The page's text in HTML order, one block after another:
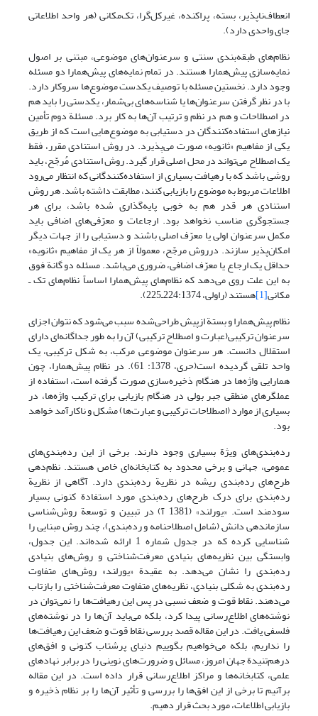
انعطاف‌ناپذیر، بسته، پراکنده، غیرکل‌گرا، تک‌مکانی (هر واحد اطلاعاتی
جای واحدی دارد).
نظام‌های طبقه‌بندی سنتی و سرعنوان‌های موضوعی، مبتنی بر اصول
نمایه‌سازی پیش‌همارا هستند. در تمام نمایه‌های پیش‌همارا دو مسئله
وجود دارد. نخستین مسئله با توصیف یکدست موضوع‌ها سروکار دارد.
با در نظر گرفتن سرعنوان‌ها یا شناسه‌های بی‌شمار، یکدستی را باید هم
در اصطلاحات و هم در نظم و ترتیب آن‌ها به کار برد. مسئلة دوم تأمین
نیازهای استفاده‌کنندگان در دستیابی به موضوع‌هایی است که از طریق
یکی از مفاهیم «ثانویه» صورت می‌پذیرد. در روش استنادی مقرر، فقط
یک اصطلاح می‌تواند در محل اصلی قرار گیرد. روش استنادی مُرجّح، باید
روشی باشد که با رهیافت بسیاری از استفاده‌کنندگانی که انتظار می‌رود
اطلاعات مربوط به موضوع را بازیابی کنند، مطابقت داشته باشد. هر روش
استنادی هر قدر هم به خوبی پایه‌گذاری شده باشد، برای هر
جستجوگری مناسب نخواهد بود. ارجاعات و معرّفی‌های اضافی باید
مکمل سرعنوان اولی یا معرّف اصلی باشند و دستیابی را از جهات دیگر
امکان‌پذیر سازند. درروش مرجّح، معمولاً از هر یک از مفاهیم «ثانویه»
حداقل یک ارجاع یا معرّف اضافی، ضروری می‌باشد. مسئله دو گانة فوق
به این علت روی می‌دهد که نظام‌های پیش‌همارا اساساً نظام‌های تک ـ
مکانی[1] هستند (راولی، 224:1374ـ225).
نظام پیش‌همارا و بستة از‌پیش طراحی‌‌شده سبب می‌شود که نتوان اجزای
سرعنوان ترکیبی(عبارت و اصطلاح ترکیبی) آن را به طور جداگانه‌ای دارای
استقلال دانست. هر سرعنوان موضوعی مرکب، به شکل ترکیبی، یک
واحد تلقی گردیده است(حری، 1378: 61). در نظام پیش‌همارا، چون
همارایی واژه‌ها در هنگام ذخیره‌سازی صورت گرفته است، استفاده از
عملگرهای منطقی جبر بولی در هنگام بازیابی برای ترکیب واژه‌ها، در
بسیاری از موارد (اصطلاحات ترکیبی و عبارت‌ها) مشکل و ناکارآمد خواهد
بود.
رده‌بندی‌های ویژة بسیاری وجود دارند. برخی از این رده‌بندی‌های
عمومی، جهانی و برخی محدود به کتابخانه‌ای خاص هستند. نظم‌دهی
طرح‌های رده‌بندی ریشه در نظریة رده‌بندی دارد. آگاهی از نظریة
رده‌بندی برای درک طرح‌های رده‌بندی مورد استفادة کنونی بسیار
سودمند است. «یورلند» (1381 آ) در تبیین و توسعة روش‌شناسی
سازماندهی دانش (شامل اصطلاحنامه و رده‌بندی)، چند روش مبنایی را
شناسایی کرده که در جدول شماره 1 ارائه شده‌اند. این جدول،
وابستگی بین نظریه‌های بنیادی معرفت‌شناختی و روش‌های بنیادی
رده‌بندی را نشان می‌دهد. به عقیدة «یورلند» روش‌های متفاوت
رده‌بندی به شکلی بنیادی، نظریه‌های متفاوت معرفت‌شناختی را بازتاب
می‌دهند. نقاط قوت و ضعف نسبی در پس این رهیافت‌ها را نمی‌توان در
نوشته‌های اطلاع‌رسانی پیدا کرد، بلکه می‌باید آن‌ها را در نوشته‌های
فلسفی یافت. در این مقاله قصد بررسی نقاط قوت و ضعف این رهیافت‌ها
را نداریم، بلکه می‌خواهیم بگوییم دنیای پرشتاب کنونی و افق‌های
در‌هم‌تنیدة جهان امروز، مسائل و ضرورت‌های نوینی را در برابر نهادهای
علمی، کتابخانه‌ها و مراکز اطلاع‌رسانی قرار داده است. در این مقاله
برآنیم تا برخی از این افق‌ها را بررسی و تأثیر آن‌ها را بر نظام ذخیره و
بازیابی اطلاعات، مورد بحث قرار دهیم.